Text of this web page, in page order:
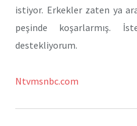
istiyor. Erkekler zaten ya
peşinde koşarlarmış.
destekliyorum.
Ntvmsnbc.com